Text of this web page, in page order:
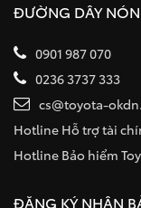
ĐƯỜNG DÂY
0901 987 070
0236 3737 333
cs@toyota-
Hotline Hỗ trợ tài
Hotline Bảo hiểm
ĐĂNG KÝ NHẬN